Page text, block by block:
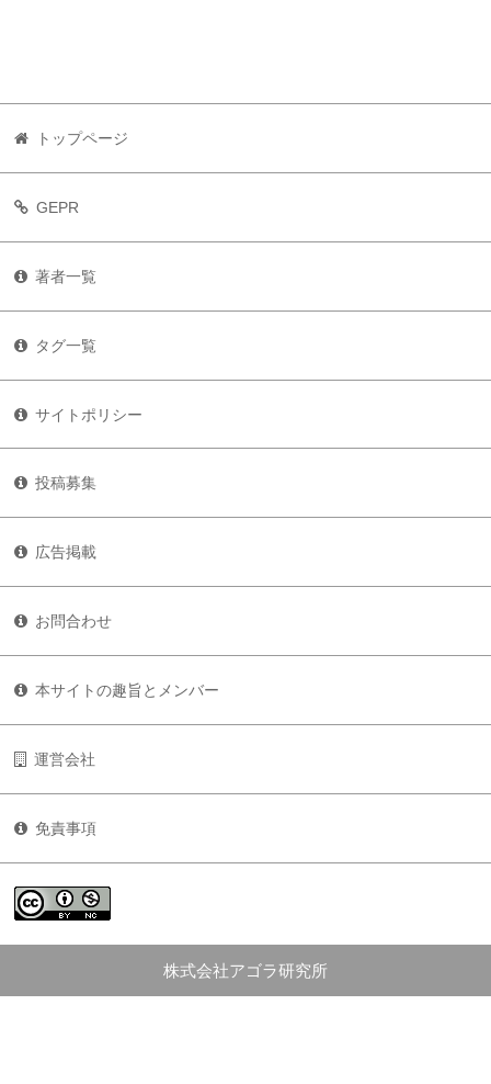
トップページ
GEPR
著者一覧
タグ一覧
サイトポリシー
投稿募集
広告掲載
お問合わせ
本サイトの趣旨とメンバー
運営会社
免責事項
株式会社アゴラ研究所